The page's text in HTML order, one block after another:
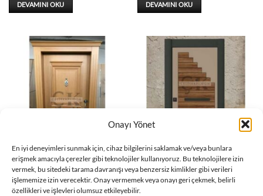
Onayı Yönet
En iyi deneyimleri sunmak için, cihaz bilgilerini saklamak ve/veya bunlara
erişmek amacıyla çerezler gibi teknolojiler kullanıyoruz. Bu teknolojilere izin
vermek, bu sitedeki tarama davranışı veya benzersiz kimlikler gibi verileri
işlememize izin verecektir. Onay vermemek veya onayı geri çekmek, belirli
özellikleri ve işlevleri olumsuz etkileyebilir.
DEVAMINI OKU DEVAMINI OKU
DAIRE KAPISI
Ahşap Daire Kapısı ÇK0601
DAIRE KAPISI
Ahşap Detay Daire Kapısı
ÇK0600